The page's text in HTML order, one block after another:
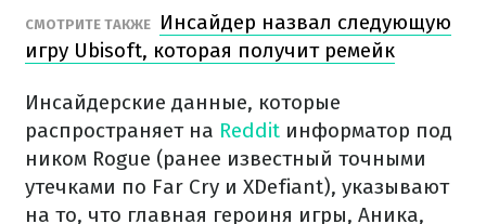
СМОТРИТЕ ТАКЖЕ
Инсайдер назвал следующую
игру Ubisoft, которая получит ремейк
Инсайдерские данные, которые
распространяет на Reddit информатор под
ником Rogue (ранее известный точными
утечками по Far Cry и XDefiant), указывают
на то, что главная героиня игры, Аника,